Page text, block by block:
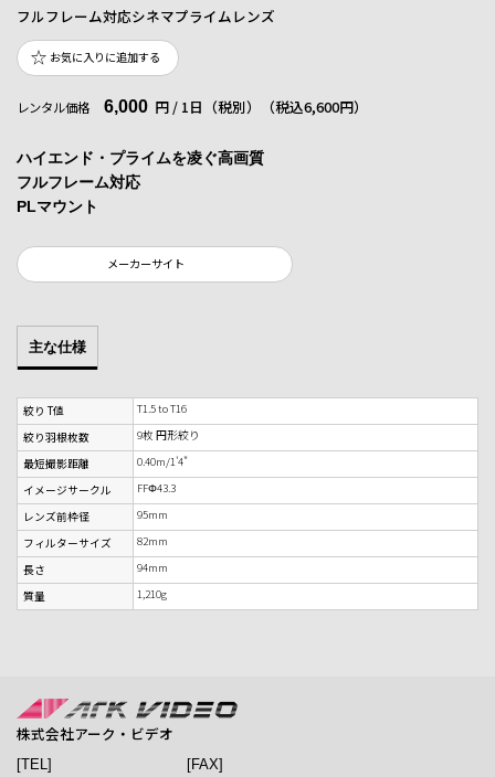
フルフレーム対応シネマプライムレンズ
お気に入りに追加する
レンタル価格 6,000 円 / 1日（税別） （税込6,600円）
ハイエンド・プライムを凌ぐ高画質
フルフレーム対応
PLマウント
メーカーサイト
主な仕様
絞り T値
T1.5 to T16
絞り羽根枚数
9枚 円形絞り
最短撮影距離
0.40m/1'4"
イメージサークル
FFΦ43.3
レンズ前枠径
95mm
フィルターサイズ
82mm
長さ
94mm
質量
1,210g
株式会社アーク・ビデオ
[TEL] [FAX]